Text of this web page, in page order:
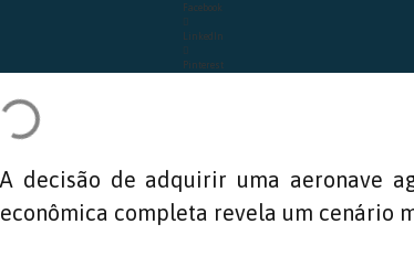
Facebook
LinkedIn
Pinterest
A decisão de adquirir uma aeronave
econômica completa revela um cenário